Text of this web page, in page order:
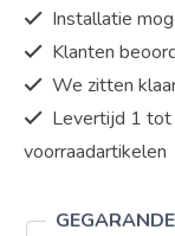
en
achter
-
LED
-
roosters
Installatie
Klanten
We zitten
Levertijd 1 tot
voorraadartikelen